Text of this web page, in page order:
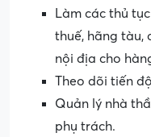
Làm các thủ
thuế, hãng tàu,
nội địa cho
Theo dõi tiến
Quản lý nhà
phụ trách.